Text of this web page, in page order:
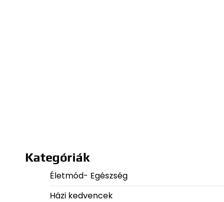
Kategóriák
Életmód- Egészség
Házi kedvencek